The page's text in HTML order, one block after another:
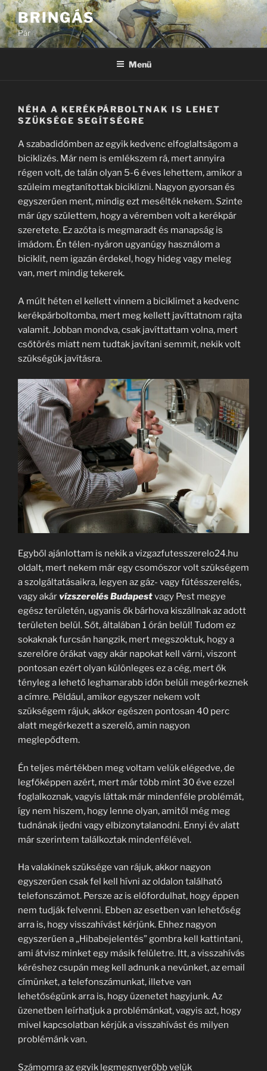
Tartalomhoz
BRINGÁS
Pár
Menü
NÉHA A KERÉKPÁRBOLTNAK IS LEHET
SZÜKSÉGE SEGÍTSÉGRE
A szabadidőmben az egyik kedvenc elfoglaltságom a
biciklizés. Már nem is emlékszem rá, mert annyira
régen volt, de talán olyan 5-6 éves lehettem, amikor a
szüleim megtanítottak biciklizni. Nagyon gyorsan és
egyszerűen ment, mindig ezt mesélték nekem. Szinte
már úgy születtem, hogy a véremben volt a kerékpár
szeretete. Ez azóta is megmaradt és manapság is
imádom. Én télen-nyáron ugyanúgy használom a
biciklit, nem igazán érdekel, hogy hideg vagy meleg
van, mert mindig tekerek.
A múlt héten el kellett vinnem a biciklimet a kedvenc
kerékpárboltomba, mert meg kellett javíttatnom rajta
valamit. Jobban mondva, csak javíttattam volna, mert
csőtörés miatt nem tudtak javítani semmit, nekik volt
szükségük javításra.
Egyből ajánlottam is nekik a vizgazfutesszerelo24.hu
oldalt, mert nekem már egy csomószor volt szükségem
a szolgáltatásaikra, legyen az gáz- vagy fűtésszerelés,
vagy akár vízszerelés Budapestvagy Pest megye
egész területén, ugyanis ők bárhova kiszállnak az adott
területen belül. Sőt, általában 1 órán belül! Tudom ez
sokaknak furcsán hangzik, mert megszoktuk, hogy a
szerelőre órákat vagy akár napokat kell várni, viszont
pontosan ezért olyan különleges ez a cég, mert ők
tényleg a lehető leghamarabb időn belüli megérkeznek
a címre. Például, amikor egyszer nekem volt
szükségem rájuk, akkor egészen pontosan 40 perc
alatt megérkezett a szerelő, amin nagyon
meglepődtem.
Én teljes mértékben meg voltam velük elégedve, de
legfőképpen azért, mert már több mint 30 éve ezzel
foglalkoznak, vagyis láttak már mindenféle problémát,
így nem hiszem, hogy lenne olyan, amitől még meg
tudnának ijedni vagy elbizonytalanodni. Ennyi év alatt
már szerintem találkoztak mindenfélével.
Ha valakinek szüksége van rájuk, akkor nagyon
egyszerűen csak fel kell hívni az oldalon található
telefonszámot. Persze az is előfordulhat, hogy éppen
nem tudják felvenni. Ebben az esetben van lehetőség
arra is, hogy visszahívást kérjünk. Ehhez nagyon
egyszerűen a „Hibabejelentés” gombra kell kattintani,
ami átvisz minket egy másik felületre. Itt, a visszahívás
kéréshez csupán meg kell adnunk a nevünket, az email
címünket, a telefonszámunkat, illetve van
lehetőségünk arra is, hogy üzenetet hagyjunk. Az
üzenetben leírhatjuk a problémánkat, vagyis azt, hogy
mivel kapcsolatban kérjük a visszahívást és milyen
problémánk van.
Számomra az egyik legmegnyerőbb velük